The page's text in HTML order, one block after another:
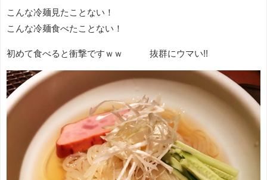
こんな冷麺見たことない！
こんな冷麺食べたことない！
初めて食べると衝撃ですｗｗ 抜群にウマい!!